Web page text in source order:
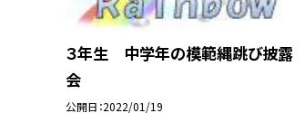
３年生 中学年の模範縄跳び披露
会
公開日 2022/01/19